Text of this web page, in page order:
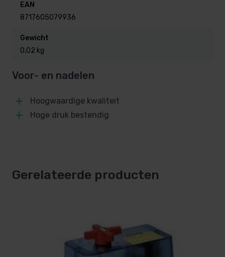
EAN
8717605079936
Gewicht
0,02 kg
Voor- en nadelen
Hoogwaardige kwaliteit
Hoge druk bestendig
Gerelateerde producten